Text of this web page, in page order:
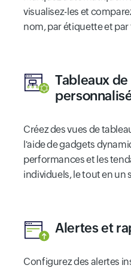
visualisez-les et
nom, par étiquette et par
Tableaux de
Créez des vues de
l'aide de gadgets
performances et les
individuels, le tout en un
Alertes et
Configurez des alertes